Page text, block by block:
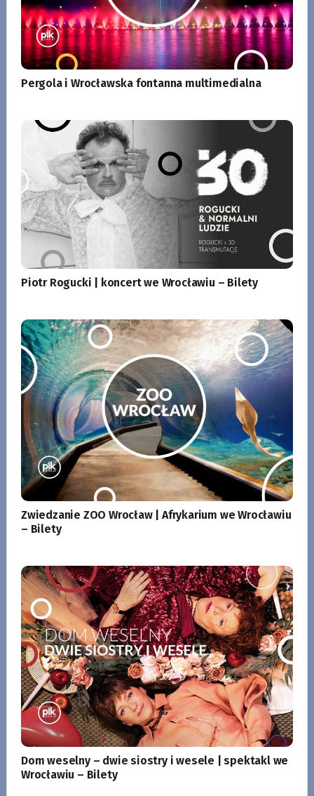
Pergola i Wrocławska fontanna multimedialna
Piotr Rogucki | koncert we Wrocławiu – Bilety
Zwiedzanie ZOO Wrocław | Afrykarium we Wrocławiu
– Bilety
Dom weselny – dwie siostry i wesele | spektakl we
Wrocławiu – Bilety